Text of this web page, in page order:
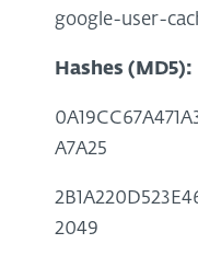
google-user-
Hashes (MD5):
A7A25
2049